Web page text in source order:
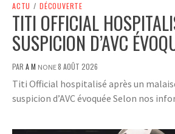
ACTU / DÉCOUVERTE
TITI OFFICIAL
SUSPICION D’AVC
PAR A M NONE8 AOÛT 2026
Titi Official hospitalisé après un
suspicion d’AVC évoquée Selon nos